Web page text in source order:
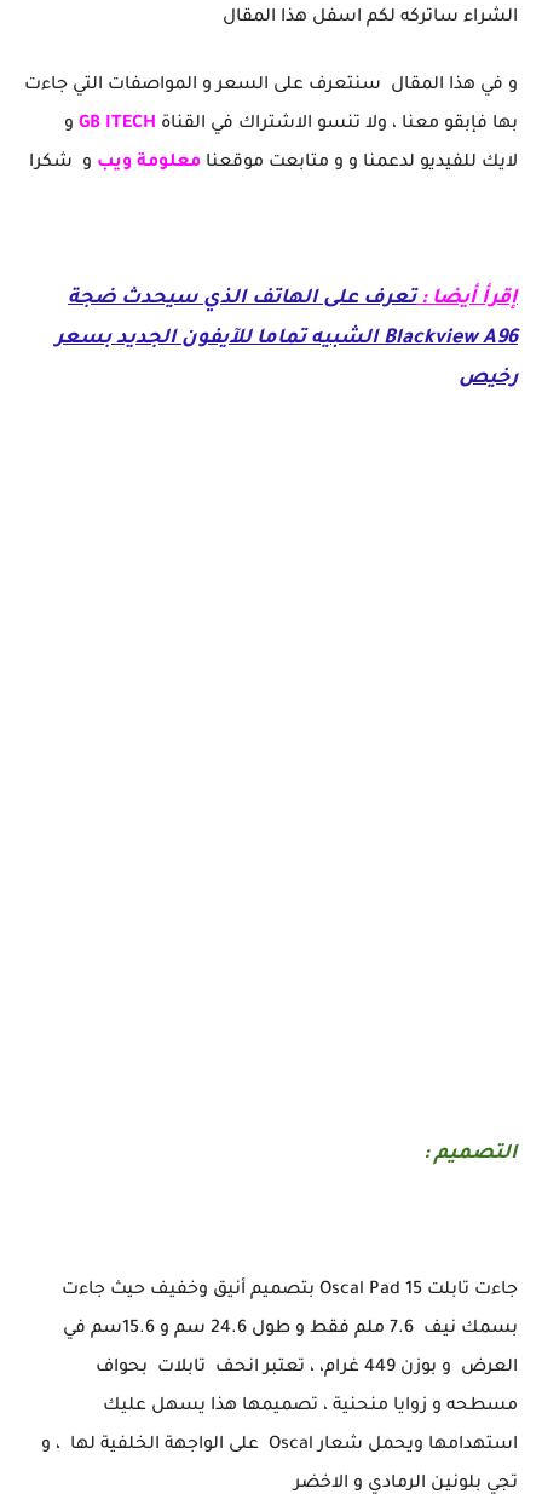
الشراء ساتركه لكم اسفل هذا المقال
و في هذا المقال سنتعرف على السعر و المواصفات التي جاءت
بها فإبقو معنا ، ولا تنسو الاشتراك في القناة GB ITECH و
لايك للفيديو لدعمنا و و متابعت موقعنا معلومة ويب و شكرا
إقرأ أيضا :تعرف على الهاتف الذي سيحدث ضجة
Blackview A96 الشبيه تماما للآيفون الجديد بسعر
رخيص
التصميم :
جاءت تابلت Oscal Pad 15 بتصميم أنيق وخفيف حيث جاءت
بسمك نيف 7.6 ملم فقط و طول 24.6 سم و 15.6سم في
العرض و بوزن 449 غرام، ، تعتبر انحف تابلات بحواف
مسطحه و زوايا منحنية ، تصميمها هذا يسهل عليك
استهدامها ويحمل شعار Oscal على الواجهة الخلفية لها ، و
تجي بلونين الرمادي و الاخضر